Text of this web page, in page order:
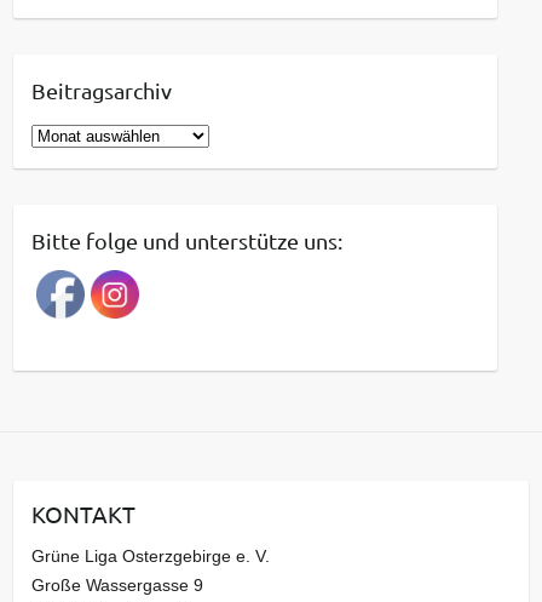
Beitragsarchiv
B
e
r
a
g
a
v
Bitte folge und unterstütze uns:
KONTAKT
Grüne Liga Osterzgebirge e. V.
Große Wassergasse 9